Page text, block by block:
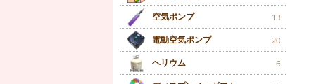
空気ポンプ 13
電動空気ポンプ 20
ヘリウム 6